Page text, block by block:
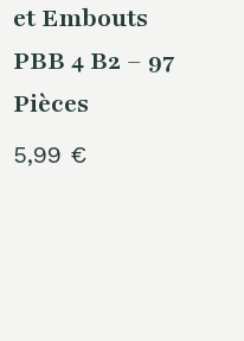
et Embouts
PBB 4 B2 – 97
Pièces
5,99 €